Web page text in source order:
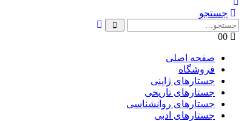
جستجو
00
صفحه اصلی
فروشگاه
جستارهای ژاپنی
جستارهای تاریخی
جستارهای روانشناسی
جستارهای ادبی